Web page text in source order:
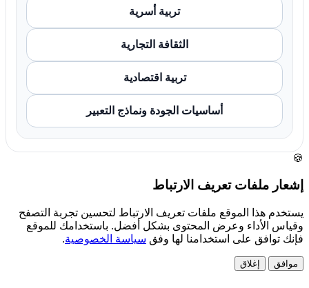
تربية أسرية
الثقافة التجارية
تربية اقتصادية
أساسيات الجودة ونماذج التعبير
🍪
إشعار ملفات تعريف الارتباط
يستخدم هذا الموقع ملفات تعريف الارتباط لتحسين تجربة التصفح
وقياس الأداء وعرض المحتوى بشكل أفضل. باستخدامك للموقع
فإنك توافق على استخدامنا لها وفق سياسة الخصوصية.
موافق إغلاق